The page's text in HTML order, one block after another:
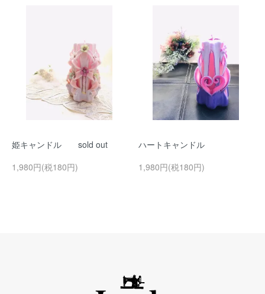
姫キャンドル sold out
1,980円(税180円)
ハートキャンドル
1,980円(税180円)